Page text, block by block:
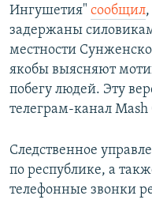
Ингушетия" сообщил
задержаны
местности
якобы выясняют
побегу людей. Эту
телеграм-канал
Следственное
по республике, а
телефонные звонки